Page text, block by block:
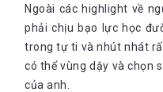
sỹ Kahane không?’
có, và hẳn chúng sẽ
Thế nhưng, giữa đống lộn
nhiều lần bị gièm pha, bắt
xuất hiện trong tâm trí non
nhớ cha không thể nguôi
Ngoài các highlight về
phải chịu bạo lực học
trong tự ti và nhút nhát
có thể vùng dậy và chọn
của anh.